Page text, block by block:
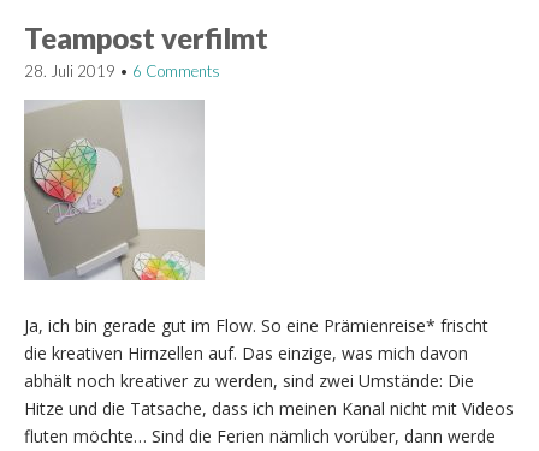
Teampost verfilmt
28. Juli 2019 • 6 Comments
Ja, ich bin gerade gut im Flow. So eine Prämienreise* frischt
die kreativen Hirnzellen auf. Das einzige, was mich davon
abhält noch kreativer zu werden, sind zwei Umstände: Die
Hitze und die Tatsache, dass ich meinen Kanal nicht mit Videos
fluten möchte… Sind die Ferien nämlich vorüber, dann werde